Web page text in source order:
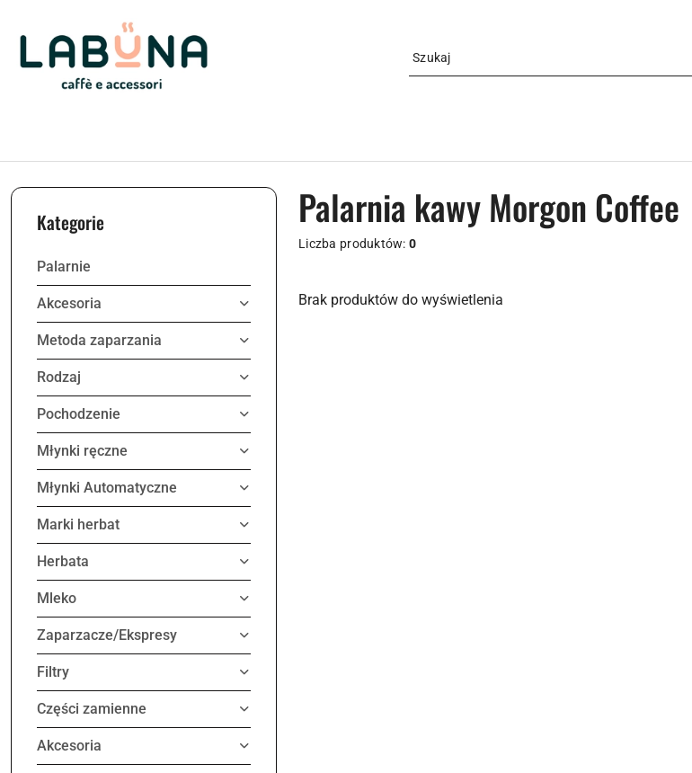
Przejdź do treści głównej
Przejdź do wyszukiwarki
Przejdź do moje konto
Przejdź do menu głównego
Przejdź do stopki
Kategorie
Palarnie
Akcesoria
Metoda zaparzania
Rodzaj
Pochodzenie
Młynki ręczne
Młynki Automatyczne
Marki herbat
Herbata
Mleko
Zaparzacze/Ekspresy
Filtry
Części zamienne
Akcesoria
Palarnia kawy Morgon Coffee
Liczba produktów:0
Brak produktów do wyświetlenia